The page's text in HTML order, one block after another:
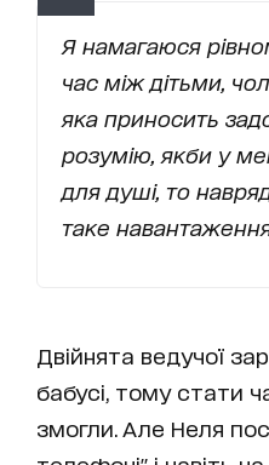
Я намагаюся
час між дітьми,
яка приносить
розумію, якби у
для душі, то
таке
Двійнята ведучої
бабусі, тому стати
змогли. Але Неля